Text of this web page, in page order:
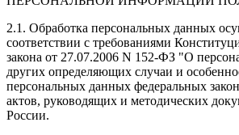
2.1. Обработка персональных данных
соответствии с требованиями
закона от 27.07.2006 N 152-ФЗ "О
других определяющих случаи и
персональных данных федеральных
актов, руководящих и методических
России.